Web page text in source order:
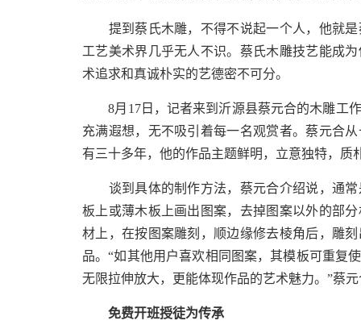
提到蔡氏木雕，不得不说起一个人，他就是
工艺美术界几乎无人不识。蔡氏木雕技艺能成
术追求和真诚朴实的艺德密不可分。
8月17日，记者来到沂源县蔡元合的木雕工作
充满遐想，无不吸引着每一名观赏者。蔡元合
有三十多年，他的作品主题鲜明，立意独特，
谈到具体的制作方法，蔡元合介绍说，通常
板上或薄木板上画出图案，去掉图案以外的部
材上，在按图案雕刻，顺边缘修去棱角后，雕
品。“如其他用户喜欢相同图案，其模板可重复
无限拉伸放大，更能体现作品的艺术魅力。”蔡
免费开班授徒为传承